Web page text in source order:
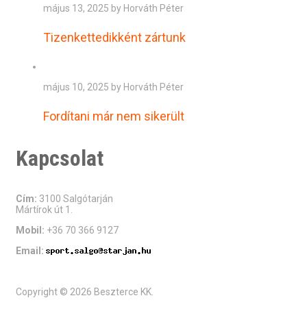
május 13, 2025 by Horváth Péter
Tizenkettedikként zártunk
május 10, 2025 by Horváth Péter
Fordítani már nem sikerült
Kapcsolat
Cím: 3100 Salgótarján
Mártírok út 1.
Mobil: +36 70 366 9127
Email:
Copyright © 2026 Beszterce KK.